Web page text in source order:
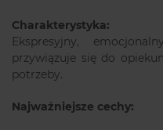
Charakterystyka:
Ekspresyjny,
przywiązuje się do
potrzeby.
Najważniejsze cechy: